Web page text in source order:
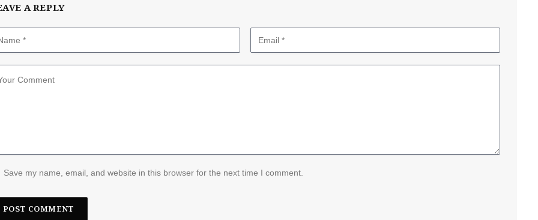
A REPLY
Save my name, email, and website in this browser for the next time I comment.